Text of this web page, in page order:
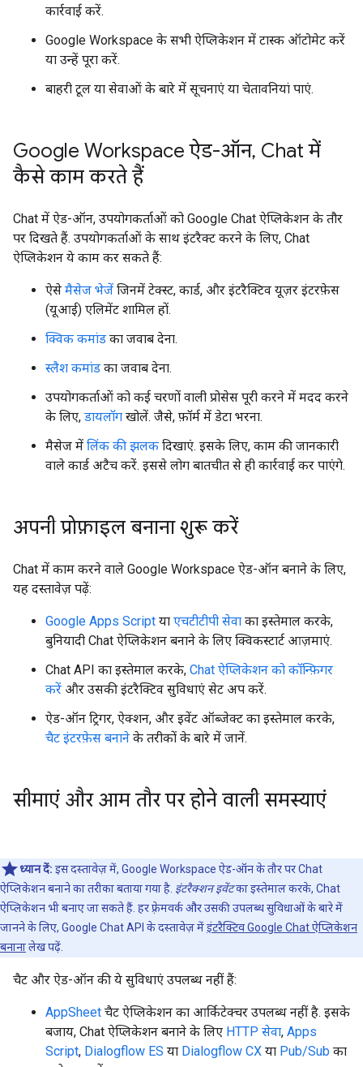
कार्रवाई करें.
Google Workspace के सभी ऐप्लिकेशन में टास्क ऑटोमेट करें
या उन्हें पूरा करें.
बाहरी टूल या सेवाओं के बारे में सूचनाएं या चेतावनियां पाएं.
Google Workspace ऐड-ऑन, Chat में
कैसे काम करते हैं
Chat में ऐड-ऑन, उपयोगकर्ताओं को Google Chat ऐप्लिकेशन के तौर
पर दिखते हैं. उपयोगकर्ताओं के साथ इंटरैक्ट करने के लिए, Chat
ऐप्लिकेशन ये काम कर सकते हैं:
ऐसे मैसेज भेजें जिनमें टेक्स्ट, कार्ड, और इंटरैक्टिव यूज़र इंटरफ़ेस
(यूआई) एलिमेंट शामिल हों.
क्विक कमांड का जवाब देना.
स्लैश कमांड का जवाब देना.
उपयोगकर्ताओं को कई चरणों वाली प्रोसेस पूरी करने में मदद करने
के लिए, डायलॉग खोलें. जैसे, फ़ॉर्म में डेटा भरना.
मैसेज में लिंक की झलक दिखाएं. इसके लिए, काम की जानकारी
वाले कार्ड अटैच करें. इससे लोग बातचीत से ही कार्रवाई कर पाएंगे.
अपनी प्रोफ़ाइल बनाना शुरू करें
Chat में काम करने वाले Google Workspace ऐड-ऑन बनाने के लिए,
यह दस्तावेज़ पढ़ें:
Google Apps Script या एचटीटीपी सेवा का इस्तेमाल करके,
बुनियादी Chat ऐप्लिकेशन बनाने के लिए क्विकस्टार्ट आज़माएं.
Chat API का इस्तेमाल करके, Chat ऐप्लिकेशन को कॉन्फ़िगर
करें और उसकी इंटरैक्टिव सुविधाएं सेट अप करें.
ऐड-ऑन ट्रिगर, ऐक्शन, और इवेंट ऑब्जेक्ट का इस्तेमाल करके,
चैट इंटरफ़ेस बनाने के तरीकों के बारे में जानें.
सीमाएं और आम तौर पर होने वाली समस्याएं
ध्यान दें: इस दस्तावेज़ में, Google Workspace ऐड-ऑन के तौर पर Chat
ऐप्लिकेशन बनाने का तरीका बताया गया है. इंटरैक्शन इवेंटका इस्तेमाल करके, Chat
ऐप्लिकेशन भी बनाए जा सकते हैं. हर फ़्रेमवर्क और उसकी उपलब्ध सुविधाओं के बारे में
जानने के लिए, Google Chat API के दस्तावेज़ मेंइंटरैक्टिव Google Chat ऐप्लिकेशन
बनानालेख पढ़ें.
चैट और ऐड-ऑन की ये सुविधाएं उपलब्ध नहीं हैं:
AppSheet चैट ऐप्लिकेशन का आर्किटेक्चर उपलब्ध नहीं है. इसके
बजाय, Chat ऐप्लिकेशन बनाने के लिए HTTP सेवा, Apps
Script, Dialogflow ES या Dialogflow CX या Pub/Sub का